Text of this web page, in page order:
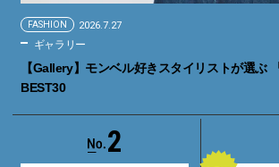
FASHION 2026.7.27
ギャラリー
【Gallery】モンベル好きスタイリストが選ぶ
BEST30
2